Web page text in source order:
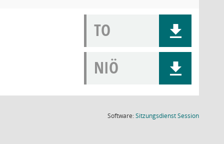
TO
NIÖ
Software:SitzungsdienstSession(Wird in